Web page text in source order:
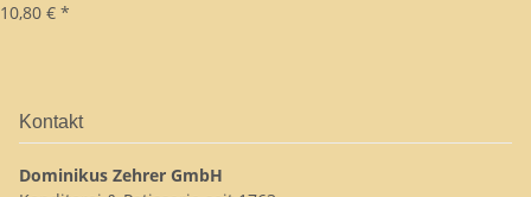
10,80 € *
Kontakt
Dominikus Zehrer GmbH